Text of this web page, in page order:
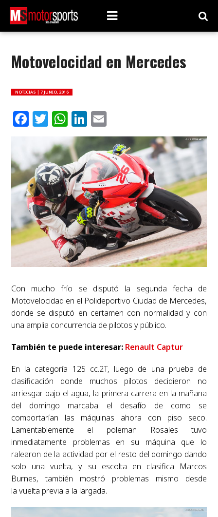
Motovelocidad en Mercedes
NOTICIAS | 7 JUNIO, 2016
Facebook
Twitter
WhatsApp
LinkedIn
Email
Con mucho frío se disputó la segunda fecha de
Motovelocidad en el Polideportivo Ciudad de Mercedes,
donde se disputó en certamen con normalidad y con
una amplia concurrencia de pilotos y público.
También te puede interesar: Renault Captur
En la categoría 125 cc.2T, luego de una prueba de
clasificación donde muchos pilotos decidieron no
arriesgar bajo el agua, la primera carrera en la mañana
del domingo marcaba el desafío de como se
comportarían las máquinas ahora con piso seco.
Lamentablemente el poleman Rosales tuvo
inmediatamente problemas en su máquina que lo
ralearon de la actividad por el resto del domingo dando
solo una vuelta, y su escolta en clasifica Marcos
Burnes, también mostró problemas mismo desde
la vuelta previa a la largada.